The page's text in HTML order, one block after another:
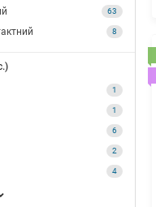
63
8
1
1
6
2
4